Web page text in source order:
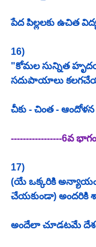
16)
"కోమల సున్నిత
సదుపాయాలు
చీకు - చింత -
-----------------6వ
17)
(యే ఒక్కరికి అన్యాయం
చేయకుండా) అందరికి
అందేలా చూడటమే